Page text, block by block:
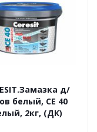
д/
белый, CE 40
2кг, (ДК)